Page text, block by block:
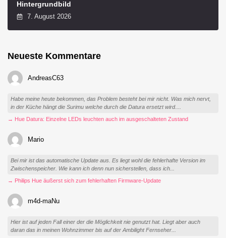
Hintergrundbild
7. August 2026
Neueste Kommentare
AndreasC63
Habe meine heute bekommen, das Problem besteht bei mir nicht. Was mich nervt,
in der Küche hängt die Surimu welche durch die Datura ersetzt wird....
→ Hue Datura: Einzelne LEDs leuchten auch im ausgeschalteten Zustand
Mario
Bei mir ist das automatische Update aus. Es liegt wohl die fehlerhafte Version im
Zwischenspeicher. Wie kann ich denn nun sicherstellen, dass ich...
→ Philips Hue äußerst sich zum fehlerhaften Firmware-Update
m4d-maNu
Hier ist auf jeden Fall einer der die Möglichkeit nie genutzt hat. Liegt aber auch
daran das in meinen Wohnzimmer bis auf der Ambilight Fernseher...